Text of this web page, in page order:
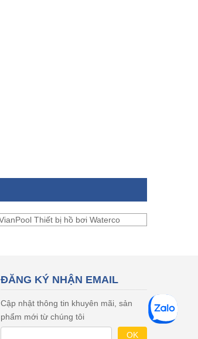
ĐĂNG KÝ NHẬN EMAIL
Cập nhật thông tin khuyên mãi, sản
phẩm mới từ chúng tôi